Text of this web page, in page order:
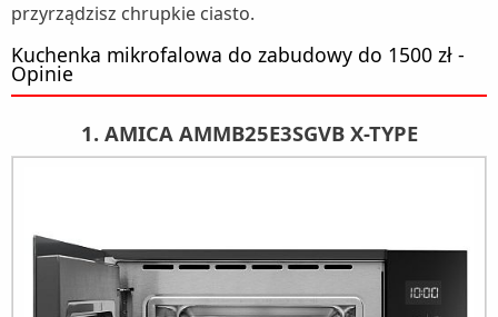
przyrządzisz chrupkie ciasto.
Kuchenka mikrofalowa do zabudowy do 1500 zł -
Opinie
1. AMICA AMMB25E3SGVB X-TYPE